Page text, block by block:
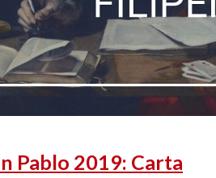
Pablo 2019: Carta